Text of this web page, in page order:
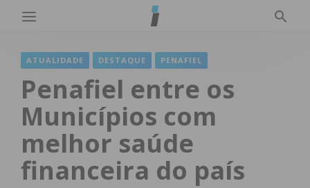
ATUALIDADE DESTAQUE PENAFIEL
Penafiel entre os
Municípios com
melhor saúde
financeira do país